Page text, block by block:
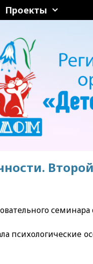
Проекты
психологические